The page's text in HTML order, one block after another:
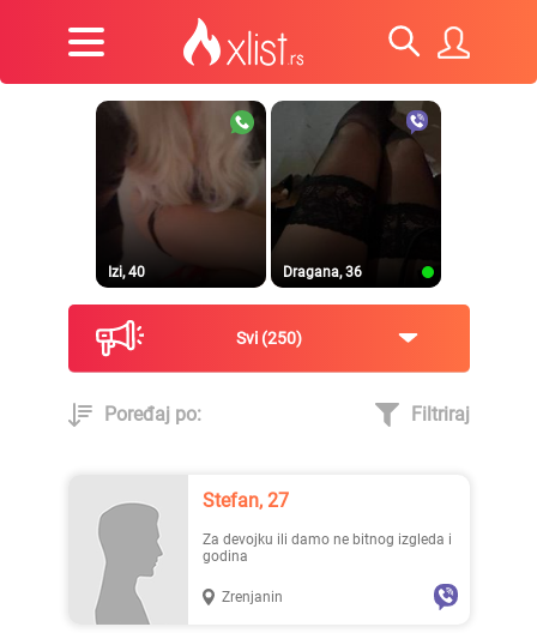
Izi, 40 Dragana, 36
Svi 250
Poređaj po: Filtriraj
Stefan, 27
Za devojku ili damo ne bitnog izgleda i
godina
Zrenjanin